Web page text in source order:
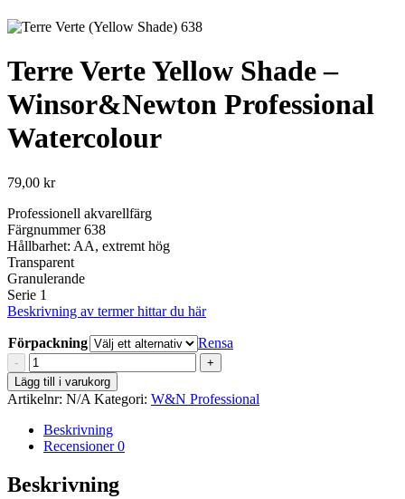
Terre Verte Yellow Shade –
Winsor&Newton Professional
Watercolour
79,00 kr
Professionell akvarellfärg
Färgnummer 638
Hållbarhet: AA, extremt hög
Transparent
Granulerande
Serie 1
Beskrivning av termer hittar du här
Förpackning Rensa
-
Terre
Verte
Yellow
Shade
-
Winsor&Newton
Professional
Watercolour
mängd
+
Lägg till i varukorg
Artikelnr: N/A Kategori: W&N Professional
Beskrivning
Recensioner0
Beskrivning